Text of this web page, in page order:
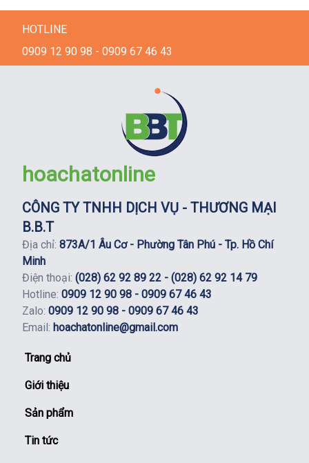
HOTLINE
0909 12 90 98 - 0909 67 46 43
hoachatonline
CÔNG TY TNHH DỊCH VỤ - THƯƠNG MẠI
B.B.T
Địa chỉ: 873A/1 Âu Cơ - Phường Tân Phú - Tp. Hồ Chí
Minh
Điện thoại: (028) 62 92 89 22 - (028) 62 92 14 79
Hotline: 0909 12 90 98 - 0909 67 46 43
Zalo: 0909 12 90 98 - 0909 67 46 43
Email: hoachatonline@gmail.com
Trang chủ
Giới thiệu
Sản phẩm
Tin tức